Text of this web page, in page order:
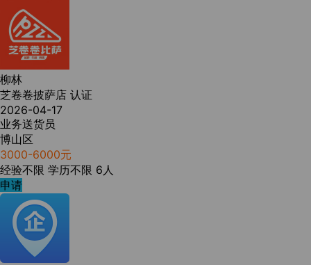
柳林
芝卷卷披萨店 认证
2026-04-17
业务送货员
博山区
3000-6000元
经验不限 学历不限 6人
申请